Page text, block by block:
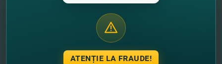
În situatia in care suspectati ca terte parti au folosit in
mod fraudulos contul dumneavoastra, sau pentru
raportarea oricaror incidente privind securitatea
ATENȚIE LA FRAUDE!